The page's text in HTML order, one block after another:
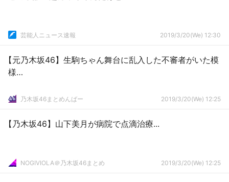
芸能人ニュース速報 2019/3/20(We) 12:30
【元乃木坂46】生駒ちゃん舞台に乱入した不審者がいた模
様…
乃木坂46まとめんばー 2019/3/20(We) 12:25
【乃木坂46】山下美月が病院で点滴治療...
NOGIVIOLA＠乃木坂46まとめ 2019/3/20(We) 12:25